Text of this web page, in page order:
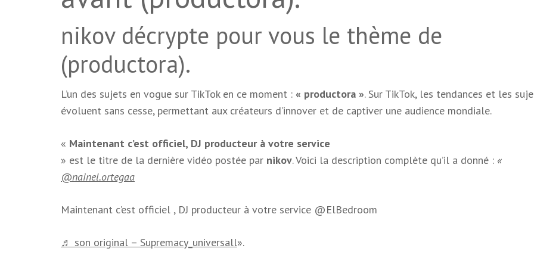
nikov décrypte pour vous le thème de
(productora).
L’un des sujets en vogue sur TikTok en ce moment : « productora ». Sur TikTok, les tendances et les
évoluent sans cesse, permettant aux créateurs d’innover et de captiver une audience mondiale.
« Maintenant c’est officiel, DJ producteur à votre service
» est le titre de la dernière vidéo postée par nikov. Voici la description complète qu’il a donné : «
@nainel.ortegaa
Maintenant c’est officiel , DJ producteur à votre service @ElBedroom
♬ son original – Supremacy_universall».